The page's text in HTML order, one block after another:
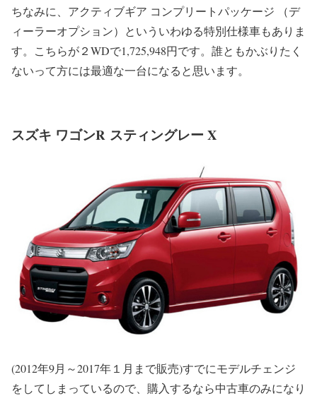
ちなみに、アクティブギア コンプリートパッケージ （デ
ィーラーオプション）といういわゆる特別仕様車もありま
す。こちらが２WDで1,725,948円です。誰ともかぶりたく
ないって方には最適な一台になると思います。
スズキ ワゴンR スティングレー X
(2012年9月～2017年１月まで販売)すでにモデルチェンジ
をしてしまっているので、購入するなら中古車のみになり